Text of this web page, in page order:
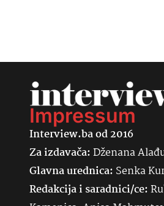
Impressum
Interview.ba od 2016
Za izdavača:Dženana
Glavna urednica: Senka
Redakcija i saradnici/ce: